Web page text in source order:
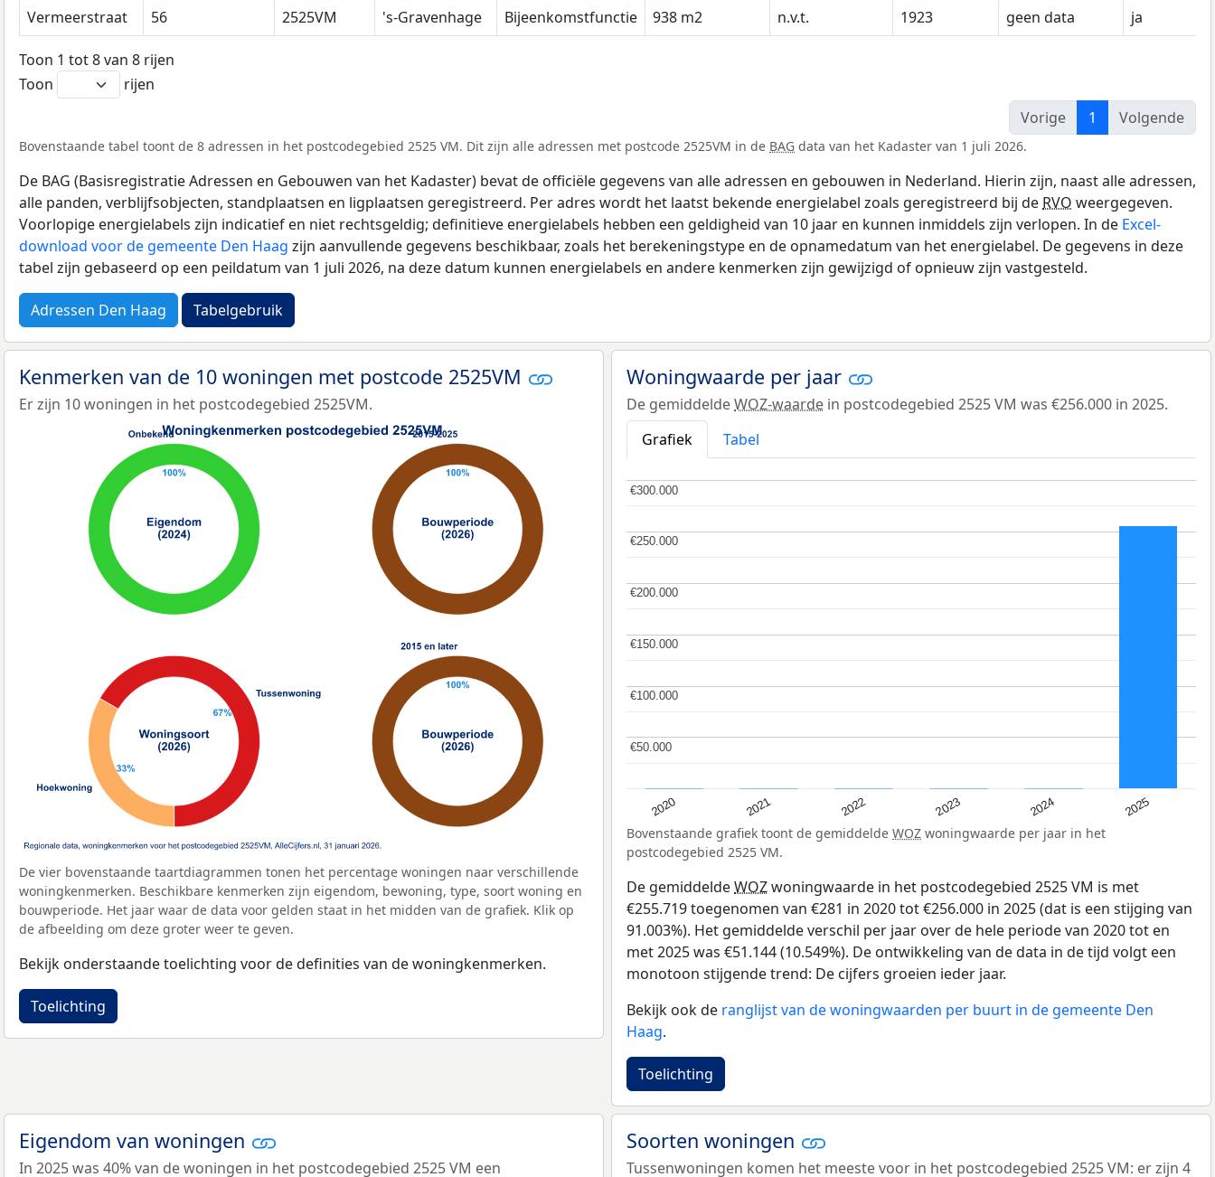
Vermeerstraat 56 2525VM 's-Gravenhage Bijeenkomstfunctie 938 m2 n.v.t. 1923 geen data ja
Toon 1 tot 8 van 8 rijen
Toon
rijen
Vorige
1 Volgende
Bovenstaande tabel toont de 8 adressen in het postcodegebied 2525 VM. Dit zijn alle adressen met postcode 2525VM in de BAG data van het Kadaster van 1 juli 2026.
De BAG (Basisregistratie Adressen en Gebouwen van het Kadaster) bevat de officiële gegevens van alle adressen en gebouwen in Nederland. Hierin zijn, naast alle adressen,
alle panden, verblijfsobjecten, standplaatsen en ligplaatsen geregistreerd. Per adres wordt het laatst bekende energielabel zoals geregistreerd bij de RVO weergegeven.
Voorlopige energielabels zijn indicatief en niet rechtsgeldig; definitieve energielabels hebben een geldigheid van 10 jaar en kunnen inmiddels zijn verlopen. In de Excel-
download voor de gemeente Den Haag zijn aanvullende gegevens beschikbaar, zoals het berekeningstype en de opnamedatum van het energielabel. De gegevens in deze
tabel zijn gebaseerd op een peildatum van 1 juli 2026, na deze datum kunnen energielabels en andere kenmerken zijn gewijzigd of opnieuw zijn vastgesteld.
Adressen Den Haag Tabelgebruik
Kenmerken van de 10 woningen met postcode 2525VM
Er zijn 10 woningen in het postcodegebied 2525VM.
De vier bovenstaande taartdiagrammen tonen het percentage woningen naar verschillende
woningkenmerken. Beschikbare kenmerken zijn eigendom, bewoning, type, soort woning en
bouwperiode. Het jaar waar de data voor gelden staat in het midden van de grafiek. Klik op
de afbeelding om deze groter weer te geven.
Bekijk onderstaande toelichting voor de definities van de woningkenmerken.
Toelichting
Woningwaarde per jaar
De gemiddeldeWOZ-waarde in postcodegebied 2525 VM was €256.000 in 2025.
Grafiek
Tabel
2020 2021 2022 2023 2024 2025
€50.000
€50.000
€100.000
€100.000
€150.000
€150.000
€200.000
€200.000
€250.000
€250.000
€300.000
€300.000
Bovenstaande grafiek toont de gemiddelde WOZ woningwaarde per jaar in het
postcodegebied 2525 VM.
De gemiddeldeWOZwoningwaarde in het postcodegebied 2525 VM is met
€255.719 toegenomen van €281 in 2020 tot €256.000 in 2025 (dat is een stijging van
91.003%). Het gemiddelde verschil per jaar over de hele periode van 2020 tot en
met 2025 was €51.144 (10.549%). De ontwikkeling van de data in de tijd volgt een
monotoon stijgende trend: De cijfers groeien ieder jaar.
Bekijk ook de ranglijst van de woningwaarden per buurt in de gemeente Den
Haag.
Toelichting
Eigendom van woningen
In 2025 was 40% van de woningen in het postcodegebied 2525 VM een
Soorten woningen
Tussenwoningen komen het meeste voor in het postcodegebied 2525 VM: er zijn 4